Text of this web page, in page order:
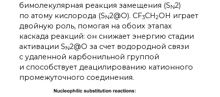
бимолекулярная реакция замещения (SN2)
по атому кислорода (SN2@O). CF3CH2OH играет
двойную роль, помогая на обоих этапах
каскада реакций: он снижает энергию стадии
активации SN2@O за счет водородной связи
с удаленной карбонильной группой
и способствует деацилированию катионного
промежуточного соединения.